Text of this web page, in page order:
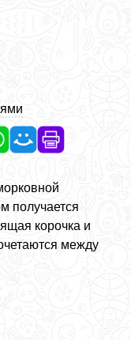
получается
корочка и
между